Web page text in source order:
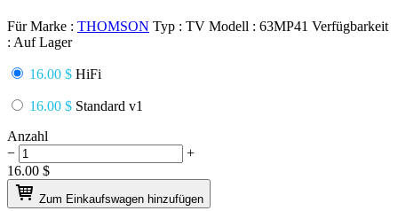
Für Marke : THOMSON Typ : TV Modell : 63MP41 Verfügbarkeit
: Auf Lager
16.00 $ HiFi
16.00 $ Standard v1
Anzahl
−
+
16.00 $
Zum Einkaufswagen hinzufügen